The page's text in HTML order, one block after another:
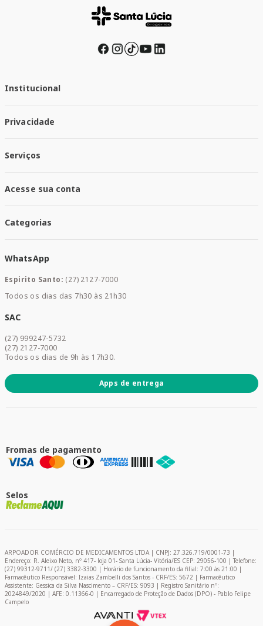
Institucional
Trabalhe conosco
Responsabilidade Social
Nossas Lojas
Privacidade
Política de Entrega
Trocas e Devoluções
Serviços
Santa Mais Exames
Santa Mais Serviços
Santa Mais Convenios
Acesse sua conta
Meus Pedidos
Categorias
Saúde e Bem-estar
Mamães e Bebê
Dermocosméticos
Promoções
WhatsApp
Espirito Santo: (27) 2127-7000
Todos os dias das 7h30 às 21h30
SAC
(27) 999247-5732
(27) 2127-7000
Todos os dias de 9h às 17h30.
Apps de entrega
Fromas de pagamento
Selos
ARPOADOR COMÉRCIO DE MEDICAMENTOS LTDA | CNPJ: 27.326.719/0001-73 |
Endereço: R. Aleixo Neto, nº 417- loja 01- Santa Lúcia- Vitória/ES CEP: 29056-100 | Telefone:
(27) 99312-9711/ (27) 3382-3300 | Horário de funcionamento da filial: 7:00 às 21:00 |
Farmacêutico Responsável: Izaias Zambelli dos Santos - CRF/ES: 5672 | Farmacêutico
Assistente: Gessica da Silva Nascimento – CRF/ES: 9093 | Registro Sanitário nº:
2024849/2020 | AFE: 0.11366-0 | Encarregado de Proteção de Dados (DPO) - Pablo Felipe
Campelo